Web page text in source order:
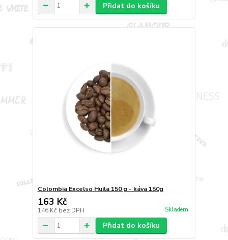
Přidat do košíku
Colombia Excelso Huila 150 g - káva 150g
163 Kč
146 Kč bez DPH Skladem
Přidat do košíku